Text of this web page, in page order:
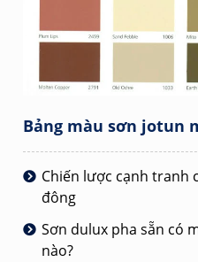
Bảng màu sơn jotun
Chiến lược cạnh tranh
đông
Sơn dulux pha sẵn có
nào?